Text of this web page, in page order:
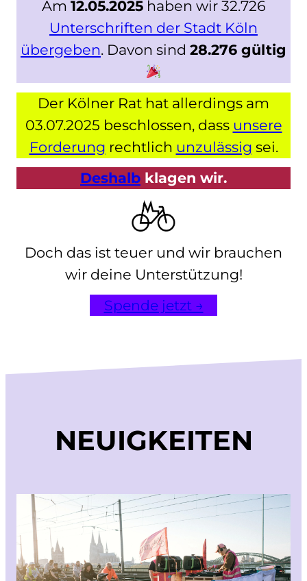
Am 12.05.2025haben wir 32.726
Unterschriften der Stadt Köln
übergeben. Davon sind 28.276 gültig
Der Kölner Rat hat allerdings am
03.07.2025 beschlossen, dass unsere
Forderung rechtlich unzulässig sei.
Deshalb klagen wir.
Doch das ist teuer und wir brauchen
wir deine Unterstützung!
Spende jetzt →
NEUIGKEITEN